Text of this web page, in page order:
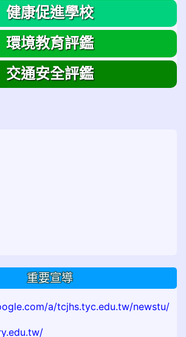
健康促進學校
環境教育評鑑
交通安全評鑑
重要宣導